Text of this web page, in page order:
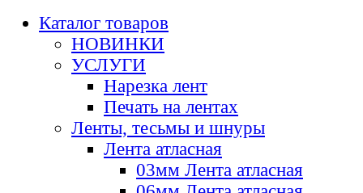
Каталог товаров
НОВИНКИ
УСЛУГИ
Нарезка лент
Печать на лентах
Ленты, тесьмы и шнуры
Лента атласная
03мм Лента атласная